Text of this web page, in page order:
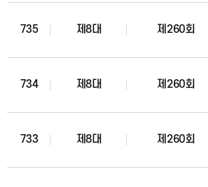
735 제8대 제260회
734 제8대 제260회
733 제8대 제260회